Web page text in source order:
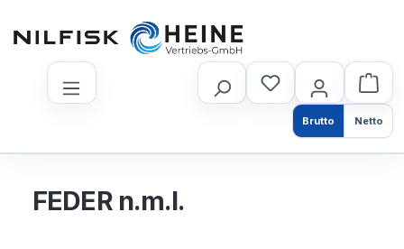
Brutto Netto
FEDER n.m.l.